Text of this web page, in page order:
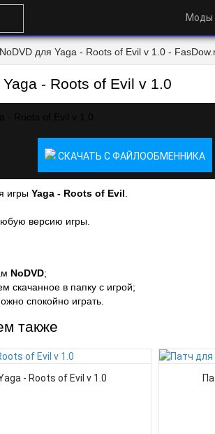
Моды
для Yaga - Roots of Evil v 1.0 -
Yaga - Roots of Evil v 1.0
СКАЧАТЬ С ФАЙЛООБМЕННИКА
игры Yaga - Roots of Evil
версию игры.
NoDVD;
скачанное в папку с игрой;
спокойно играть.
также
- Roots of Evil v 1.0